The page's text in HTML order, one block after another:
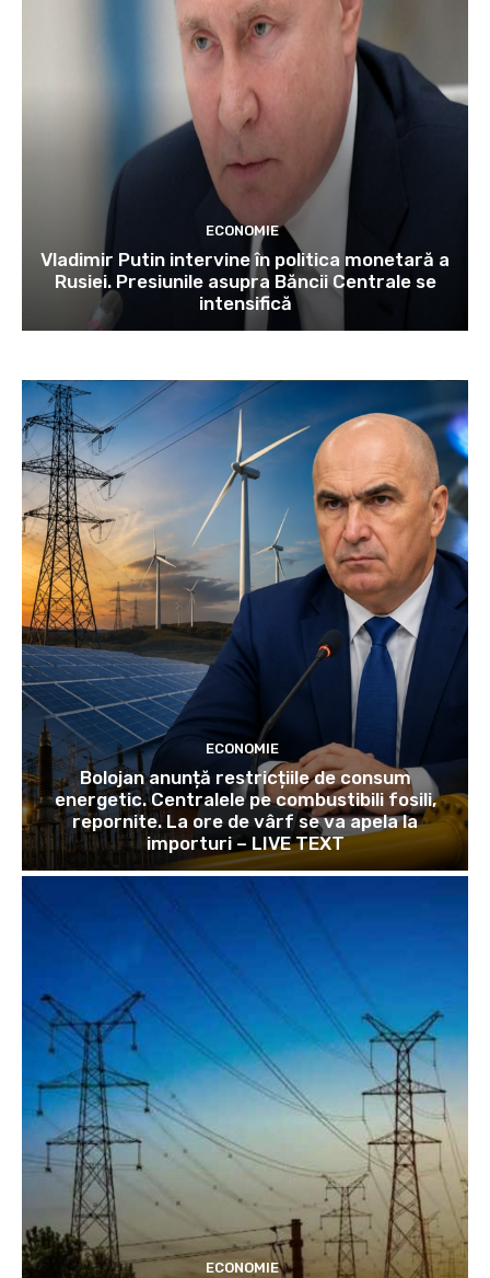
ECONOMIE
Vladimir Putin intervine în politica monetară a
Rusiei. Presiunile asupra Băncii Centrale se
intensifică
ECONOMIE
Bolojan anunță restricțiile de consum
energetic. Centralele pe combustibili fosili,
repornite. La ore de vârf se va apela la
importuri – LIVE TEXT
ECONOMIE